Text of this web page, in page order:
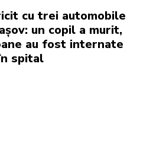
cu trei automobile
un copil a murit,
au fost internate
spital